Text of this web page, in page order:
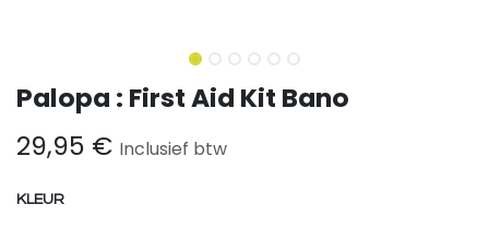
Palopa : First Aid Kit Bano
29,95 € Inclusief btw
KLEUR